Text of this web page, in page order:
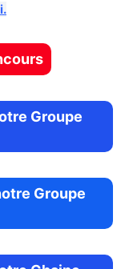
Groupe
Groupe